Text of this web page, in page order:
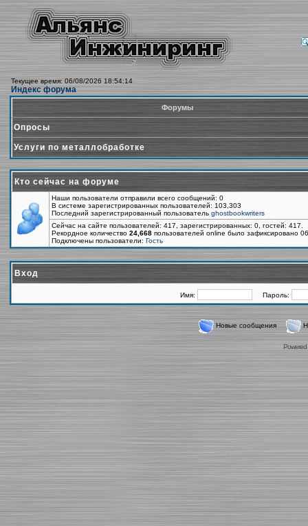
Текущее время: 06/08/2026 18:54:14
Индекс форума
Форумы
Опросы
Услуги по металлобработке
Кто сейчас на форуме
Наши пользователи отправили всего сообщений: 0
В системе зарегистрированных пользователей: 103,303
Последний зарегистрированный пользователь ghostbookwriters
Сейчас на сайте пользователей: 417, зарегистрированных: 0, гостей:
Рекордное количество 24,668 пользователей online было зафиксировано
Подключены пользователи: Гость
Вход
Имя: Пароль:
Новые сообщения